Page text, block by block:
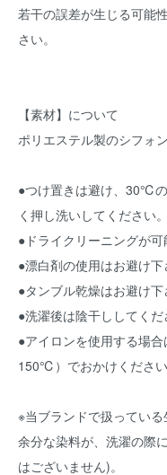
若干の誤差が生じる可能
さい。
【素材】について
ポリエステル製のシフォ
●つけ置きは避け、30℃
く押し洗いしてください。
●ドライクリーニングが可
●漂白剤の使用はお避け下
●タンブル乾燥はお避け下
●洗濯後は陰干ししてくだ
●アイロンを使用する場
150℃）でおかけください
※当ブランドで扱ってい
余分な染料が、洗濯の際
はございません)。